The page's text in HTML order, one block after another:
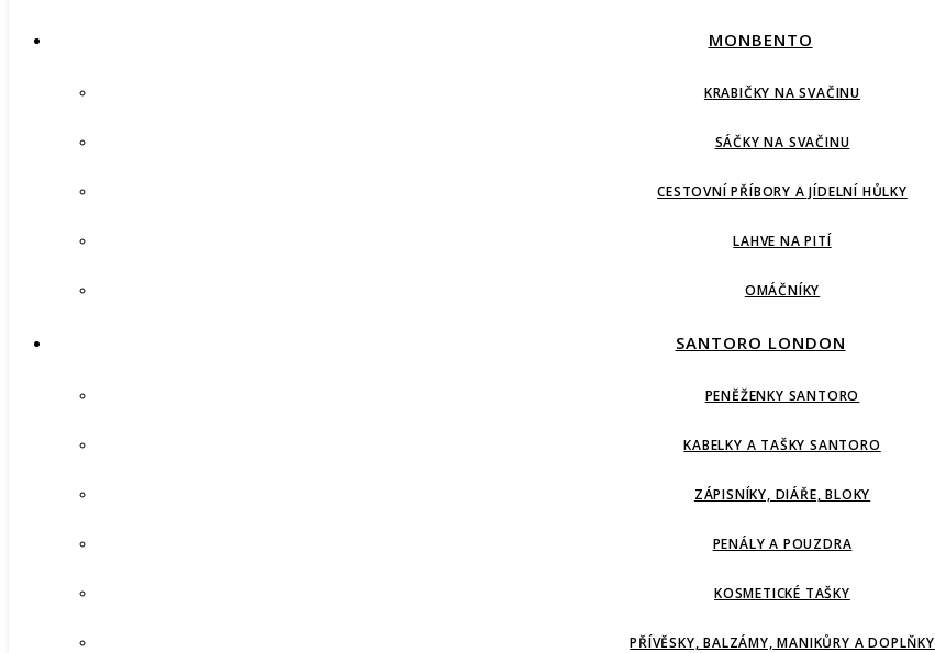
MONBENTO
KRABIČKY NA SVAČINU
SÁČKY NA SVAČINU
CESTOVNÍ PŘÍBORY A JÍDELNÍ HŮLKY
LAHVE NA PITÍ
OMÁČNÍKY
SANTORO LONDON
PENĚŽENKY SANTORO
KABELKY A TAŠKY SANTORO
ZÁPISNÍKY, DIÁŘE, BLOKY
PENÁLY A POUZDRA
KOSMETICKÉ TAŠKY
PŘÍVĚSKY, BALZÁMY, MANIKŮRY A DOPLŇKY